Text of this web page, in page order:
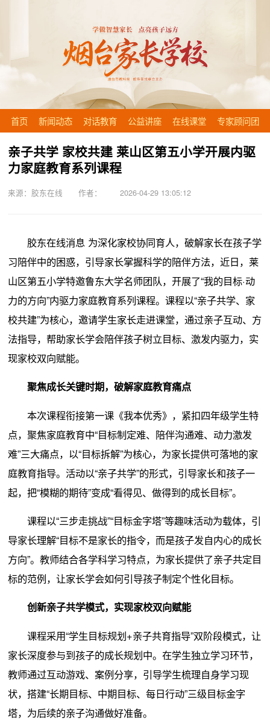
首页 新闻动态 对话教育 公益讲座 在线课堂 专家顾问团
亲子共学 家校共建 莱山区第五小学开展内驱
力家庭教育系列课程
来源：胶东在线 作者： 2026-04-29 13:05:12
胶东在线消息 为深化家校协同育人，破解家长在孩子学
习陪伴中的困惑，引导家长掌握科学的陪伴方法，近日，莱
山区第五小学特邀鲁东大学名师团队，开展了“我的目标·动
力的方向”内驱力家庭教育系列课程。课程以“亲子共学、家
校共建”为核心，邀请学生家长走进课堂，通过亲子互动、方
法指导，帮助家长学会陪伴孩子树立目标、激发内驱力，实
现家校双向赋能。
聚焦成长关键时期，破解家庭教育痛点
本次课程衔接第一课《我本优秀》，紧扣四年级学生特
点，聚焦家庭教育中“目标制定难、陪伴沟通难、动力激发
难”三大痛点，以“目标拆解”为核心，为家长提供可落地的家
庭教育指导。活动以“亲子共学”的形式，引导家长和孩子一
起，把“模糊的期待”变成“看得见、做得到的成长目标”。
课程以“三步走挑战”“目标金字塔”等趣味活动为载体，引
导家长理解“目标不是家长的指令，而是孩子发自内心的成长
方向”。教师结合各学科学习特点，为家长提供了亲子共定目
标的范例，让家长学会如何引导孩子制定个性化目标。
创新亲子共学模式，实现家校双向赋能
课程采用“学生目标规划+亲子共育指导”双阶段模式，让
家长深度参与到孩子的成长规划中。在学生独立学习环节，
教师通过互动游戏、案例分享，引导学生梳理自身学习现
状，搭建“长期目标、中期目标、每日行动”三级目标金字
塔，为后续的亲子沟通做好准备。